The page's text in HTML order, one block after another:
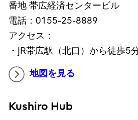
番地 帯広経済センタービル
電話：0155-25-8889
アクセス：
・JR帯広駅（北口）から徒歩5
地図を見る
Kushiro Hub